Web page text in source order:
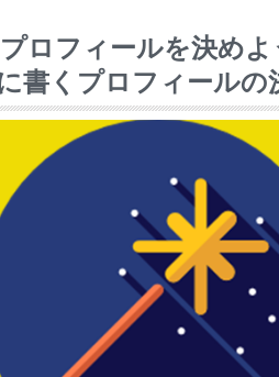
ロフィールを決めよ
書くプロフィールの